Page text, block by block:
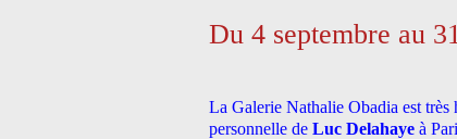
Du 4 septembre au
La Galerie Nathalie Obadia est très
personnelle de Luc Delahaye à